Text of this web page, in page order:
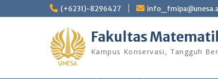
to
(+6231)-8296427
Fakultas
Kampus Konservasi, Tangguh